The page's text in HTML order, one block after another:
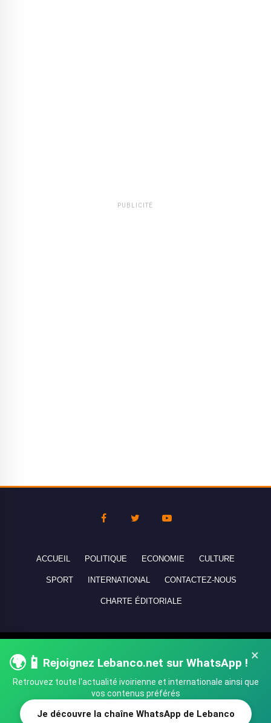
PUBLICITÉ
×
🌍📱 Rejoignez Lebanco.net sur WhatsApp !
Retrouvez toute l'actualité ivoirienne et internationale ainsi que
vos contenus préférés
Je découvre la chaîne WhatsApp de Lebanco
ACCUEIL POLITIQUE ECONOMIE CULTURE
SPORT INTERNATIONAL CONTACTEZ-NOUS
CHARTE ÉDITORIALE
réservés - All rights reserved.